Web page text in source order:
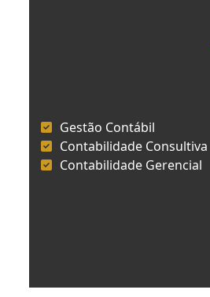
Gestão Contábil
Contabilidade Consultiva
Contabilidade Gerencial